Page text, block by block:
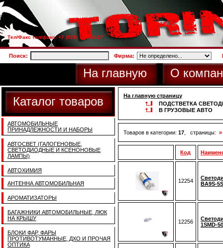
Тел/Факс тел/факс: +7 (925) 733-66-27
Поиск: Фирма:
На главную О
Каталог товаров
АВТОМОБИЛЬНЫЕ
ПРИНАДЛЕЖНОСТИ И НАБОРЫ
АВТОСВЕТ (ГАЛОГЕНОВЫЕ,
СВЕТОДИОДНЫЕ И КСЕНОНОВЫЕ
ЛАМПЫ)
АВТОХИМИЯ
АНТЕННА АВТОМОБИЛЬНАЯ
АРОМАТИЗАТОРЫ
БАГАЖНИКИ АВТОМОБИЛЬНЫЕ, ЛЮК
НА КРЫШУ
БЛОКИ ФАР, ФАРЫ
ПРОТИВОТУМАННЫЕ, ДХО И ПРОЧАЯ
ОПТИКА
На главную страницу
ПОДСТВЕТКА
В ГРУЗОВЫЕ АВТО
Товаров в категории: 17 , страницы: »
Код
12254
BA9S-
12256
1SMD-